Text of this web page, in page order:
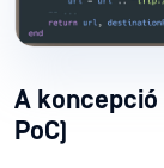
A koncepció
PoC)